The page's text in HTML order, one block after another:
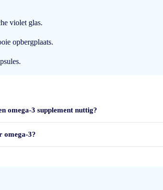
de pot zo groot is als een zakje capsules
violet glas.
opbergplaats.
omega-3 supplement nuttig?
omega-3?